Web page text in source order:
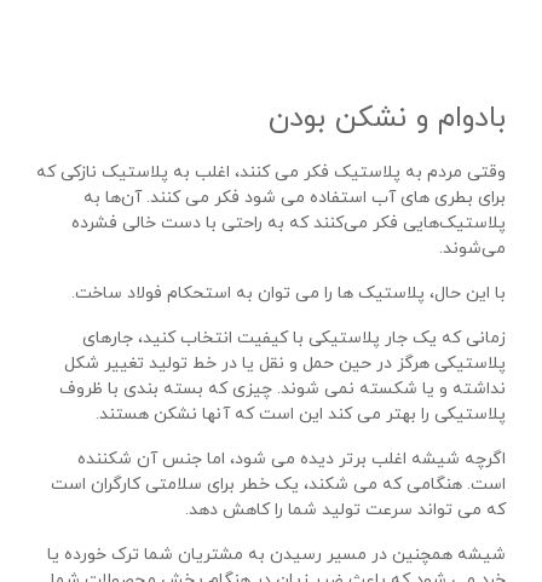
بادوام و نشکن بودن
وقتی مردم به پلاستیک فکر می کنند، اغلب به پلاستیک نازکی که
برای بطری های آب استفاده می شود فکر می کنند. آن‌ها به
پلاستیک‌هایی فکر می‌کنند که به راحتی با دست خالی فشرده
می‌شوند.
با این حال، پلاستیک ها را می توان به استحکام فولاد ساخت.
زمانی که یک جار پلاستیکی با کیفیت انتخاب کنید، جارهای
پلاستیکی هرگز در حین حمل و نقل یا در خط تولید تغییر شکل
نداشته و یا شکسته نمی شوند. چیزی که بسته بندی با ظروف
پلاستیکی را بهتر می کند این است که آنها نشکن هستند.
اگرچه شیشه اغلب برتر دیده می شود، اما جنس آن شکننده
است. هنگامی که می شکند، یک خطر برای سلامتی کارگران است
که می تواند سرعت تولید شما را کاهش دهد.
شیشه همچنین در مسیر رسیدن به مشتریان شما ترک خورده یا